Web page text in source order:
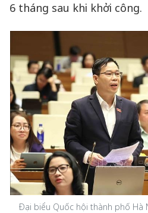
6 tháng sau khi khởi công.
Đại biểu Quốc hội thành phố